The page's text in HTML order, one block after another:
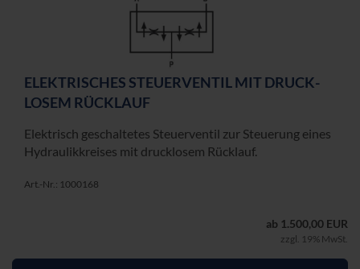
ELEK­TRI­SCHES STEU­ER­VEN­TIL MIT DRUCK­
LO­SEM RÜCK­LAUF
Elek­trisch ge­schal­te­tes Steu­er­ven­til zur Steue­rung eines
Hy­drau­lik­krei­ses mit druck­lo­sem Rück­lauf.
Art.-Nr.: 1000168
ab 1.500,00 EUR
zzgl. 19% MwSt.